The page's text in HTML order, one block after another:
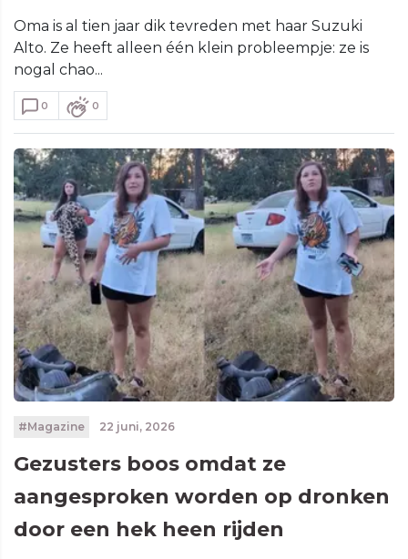
Oma is al tien jaar dik tevreden met haar Suzuki
Alto. Ze heeft alleen één klein probleempje: ze is
nogal chao...
0 0
#Magazine 22 juni, 2026
Gezusters boos omdat ze
aangesproken worden op dronken
door een hek heen rijden